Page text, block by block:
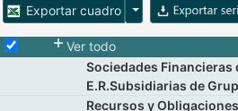
Exportar cuadro Opciones para
Selecciona o desmarca todas las series
Ver todo
Sociedades Financieras
E.R.Subsidiarias de
Recursos y